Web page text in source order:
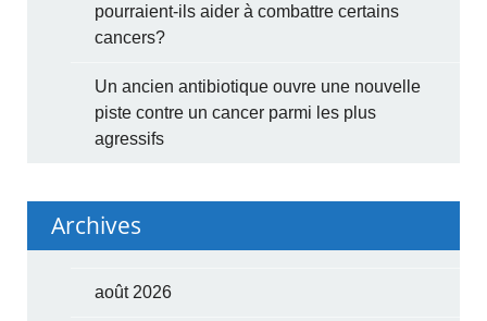
pourraient-ils aider à combattre certains
cancers?
Un ancien antibiotique ouvre une nouvelle
piste contre un cancer parmi les plus
agressifs
Archives
août 2026